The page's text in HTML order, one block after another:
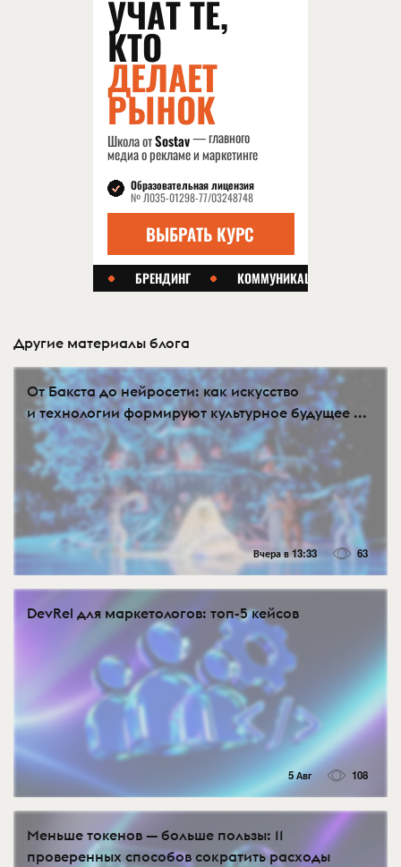
Другие материалы блога
От Бакста до нейросети: как искусство
и технологии формируют культурное будущее ...
Вчера в 13:33 63
DevRel для маркетологов: топ-5 кейсов
5 Авг 108
Меньше токенов — больше пользы: 11
проверенных способов сократить расходы